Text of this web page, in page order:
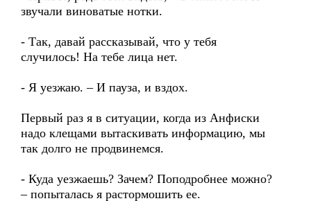
звучали виноватые нотки.
- Так, давай рассказывай, что у тебя
случилось! На тебе лица нет.
- Я уезжаю. – И пауза, и вздох.
Первый раз я в ситуации, когда из Анфиски
надо клещами вытаскивать информацию, мы
так долго не продвинемся.
- Куда уезжаешь? Зачем? Поподробнее можно?
– попыталась я растормошить ее.